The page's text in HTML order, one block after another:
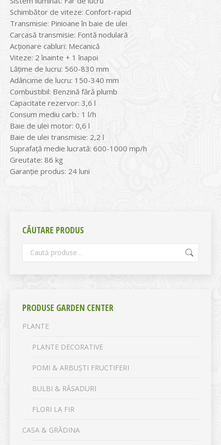
Schimbător de viteze: Confort-rapid
Transmisie: Pinioane în baie de ulei
Carcasă transmisie: Fontă nodulară
Acţionare cabluri: Mecanică
Viteze: 2 înainte + 1 înapoi
Lățime de lucru: 560-830 mm
Adâncime de lucru: 150-340 mm
Combustibil: Benzină fără plumb
Capacitate rezervor: 3,6 l
Consum mediu carb.: 1 l/h
Baie de ulei motor: 0,6 l
Baie de ulei transmisie: 2,2 l
Suprafaţă medie lucrată: 600-1000 mp/h
Greutate: 86 kg
Garanţie produs: 24 luni
CĂUTARE PRODUS
PRODUSE GARDEN CENTER
PLANTE
PLANTE DECORATIVE
POMI & ARBUȘTI FRUCTIFERI
BULBI & RĂSADURI
FLORI LA FIR
CASA & GRĂDINA